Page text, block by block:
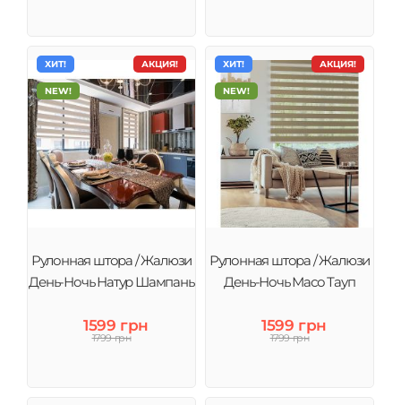
АКЦИЯ!
ХИТ!
NEW!
Рулонная штора / Жалюзи
День-Ночь Натур Шампань
1599 грн
1799 грн
АКЦИЯ!
ХИТ!
NEW!
Рулонная штора / Жалюзи
День-Ночь Масо Тауп
1599 грн
1799 грн